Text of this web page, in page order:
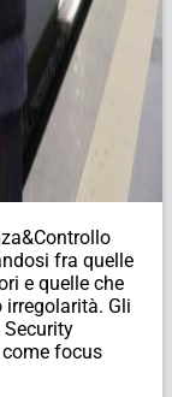
fra quelle
e quelle che
Gli
focus